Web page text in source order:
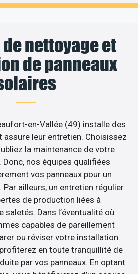
nettoyage et
de panneaux
en-Vallée (49) installe des
assure leur entretien. Choisissez
la maintenance de votre
Donc, nos équipes qualifiées
vos panneaux pour un
ailleurs, un entretien régulier
de production liées à
saletés. Dans l’éventualité où
capables de pareillement
ou réviser votre installation.
en toute tranquillité de
par vos panneaux. En optant